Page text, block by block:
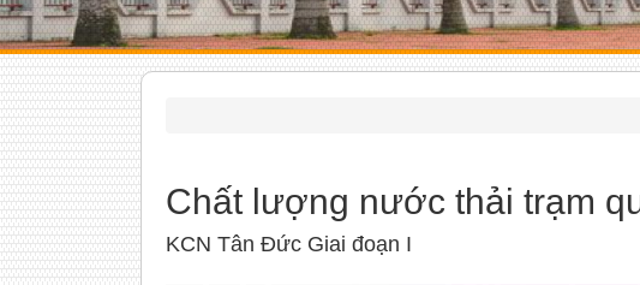
Chất lượng nước thải trạm
KCN Tân Đức Giai đoạn I